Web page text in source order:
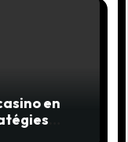
en